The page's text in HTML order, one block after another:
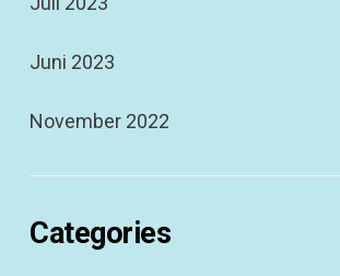
Juni 2023
November 2022
Categories